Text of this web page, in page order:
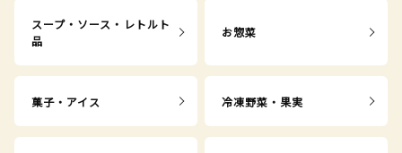
スープ・ソース・レトルト
品
お惣菜
菓子・アイス 冷凍野菜・果実